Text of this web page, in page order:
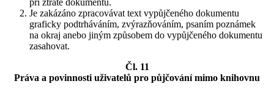
Je zakázáno zpracovávat text vypůjčeného dokumentu
graficky podtrháváním, zvýrazňováním, psaním poznámek
na okraj anebo jiným způsobem do vypůjčeného dokumentu
zasahovat.
Čl. 11
Práva a povinnosti uživatelů pro půjčování mimo knihovnu